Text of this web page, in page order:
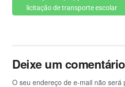
licitação de transporte escolar
Deixe um comentário
O seu endereço de e-mail não será